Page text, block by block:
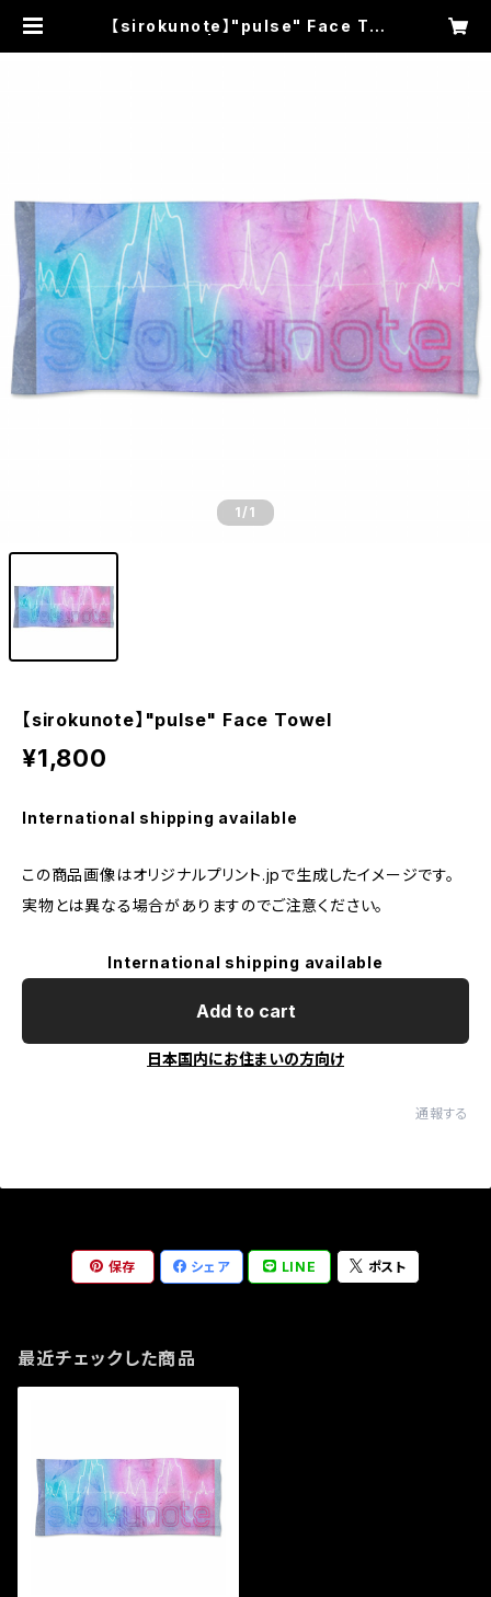
【sirokunote】"pulse" Face To
1 /1
【sirokunote】"pulse" Face Towel
¥1,800
International shipping available
この商品画像はオリジナルプリント.jpで生成したイメージです。
実物とは異なる場合がありますのでご注意ください。
International shipping available
Add to cart
日本国内にお住まいの方向け
通報する
保存 シェア LINE ポスト
最近チェックした商品